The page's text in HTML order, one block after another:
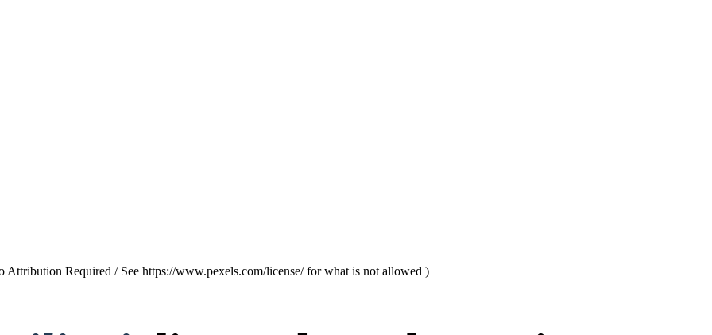
Attribution Required / See https://www.pexels.com/license/ for what is not allowed )